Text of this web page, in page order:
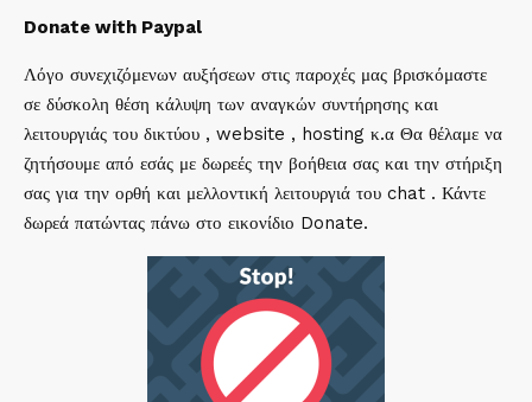
Donate with Paypal
Λόγο συνεχιζόμενων αυξήσεων στις παροχές μας βρισκόμαστε
σε δύσκολη θέση κάλυψη των αναγκών συντήρησης και
λειτουργιάς του δικτύου , website , hosting κ.α Θα θέλαμε να
ζητήσουμε από εσάς με δωρεές την βοήθεια σας και την στήριξη
σας για την ορθή και μελλοντική λειτουργιά του chat . Κάντε
δωρεά πατώντας πάνω στο εικονίδιο Donate.